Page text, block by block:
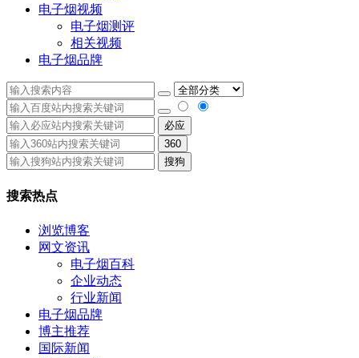
电子烟视频
电子烟测评
相关视频
电子烟品牌
必应
360
搜狗
搜索热点
浏览博客
网文资讯
电子烟百科
企业动态
行业新闻
电子烟品牌
博主推荐
国际新闻